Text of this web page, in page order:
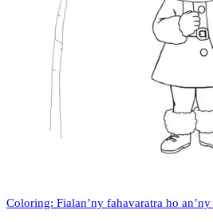
Coloring: Fialan’ny fahavaratra ho